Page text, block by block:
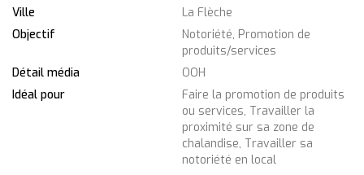
Ville
La Flèche
Objectif
Notoriété, Promotion de
produits/services
Détail média
OOH
Idéal pour
Faire la promotion de produits
ou services, Travailler la
proximité sur sa zone de
chalandise, Travailler sa
notoriété en local